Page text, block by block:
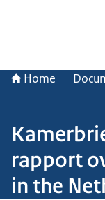
Home
rapport
in the